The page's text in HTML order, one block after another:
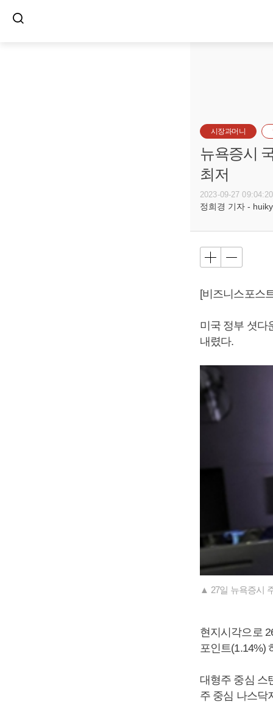
시장과머니
뉴욕증시
최저
2023-09-27 09:04:20
정희경 기자 -
[비즈니스포스
미국 정부 셧다
내렸다.
▲ 27일 뉴욕증시
현지시각으로
포인트(1.14%)
대형주 중심 스
주 중심 나스닥